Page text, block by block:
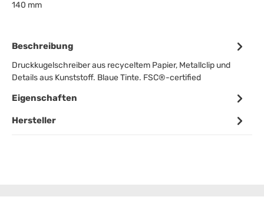
140 mm
Beschreibung
Druckkugelschreiber aus recyceltem Papier, Metallclip und
Details aus Kunststoff. Blaue Tinte. FSC®-certified
Eigenschaften
Hersteller